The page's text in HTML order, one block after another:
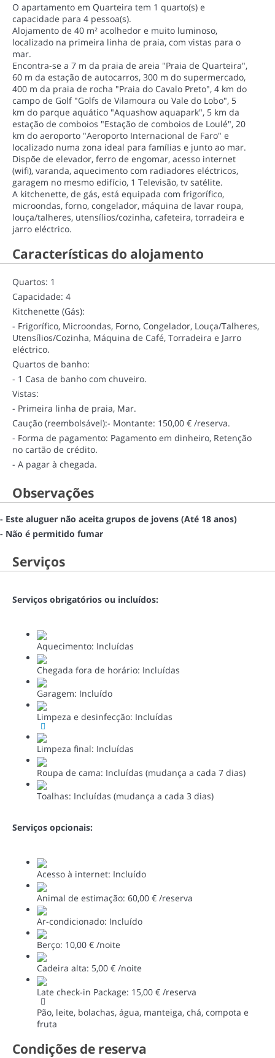
O apartamento em Quarteira tem 1 quarto(s) e
capacidade para 4 pessoa(s).
Alojamento de 40 m² acolhedor e muito luminoso,
localizado na primeira linha de praia, com vistas para o
mar.
Encontra-se a 7 m da praia de areia "Praia de Quarteira",
60 m da estação de autocarros, 300 m do supermercado,
400 m da praia de rocha "Praia do Cavalo Preto", 4 km do
campo de Golf "Golfs de Vilamoura ou Vale do Lobo", 5
km do parque aquático "Aquashow aquapark", 5 km da
estação de comboios "Estação de comboios de Loulé", 20
km do aeroporto "Aeroporto Internacional de Faro" e
localizado numa zona ideal para famílias e junto ao mar.
Dispõe de elevador, ferro de engomar, acesso internet
(wifi), varanda, aquecimento com radiadores eléctricos,
garagem no mesmo edifício, 1 Televisão, tv satélite.
A kitchenette, de gás, está equipada com frigorífico,
microondas, forno, congelador, máquina de lavar roupa,
louça/talheres, utensílios/cozinha, cafeteira, torradeira e
jarro eléctrico.
Características do alojamento
Quartos: 1
Capacidade: 4
Kitchenette (Gás):
- Frigorífico, Microondas, Forno, Congelador, Louça/Talheres,
Utensílios/Cozinha, Máquina de Café, Torradeira e Jarro
eléctrico.
Quartos de banho:
- 1 Casa de banho com chuveiro.
Vistas:
- Primeira linha de praia, Mar.
Caução (reembolsável):- Montante: 150,00 € /reserva.
- Forma de pagamento: Pagamento em dinheiro, Retenção
no cartão de crédito.
- A pagar à chegada.
Observações
- Este aluguer não aceita grupos de jovens (Até 18 anos)
- Não é permitido fumar
Serviços
Serviços obrigatórios ou incluídos:
Aquecimento: Incluídas
Chegada fora de horário: Incluídas
Garagem: Incluído
Limpeza e desinfecção: Incluídas
Limpeza final: Incluídas
Roupa de cama: Incluídas (mudança a cada 7 dias)
Toalhas: Incluídas (mudança a cada 3 dias)
Serviços opcionais:
Acesso à internet: Incluído
Animal de estimação: 60,00 € /reserva
Ar-condicionado: Incluído
Berço: 10,00 € /noite
Cadeira alta: 5,00 € /noite
Late check-in Package: 15,00 € /reserva
Pão, leite, bolachas, água, manteiga, chá, compota e
fruta
Condições de reserva